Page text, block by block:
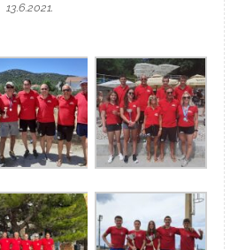
13.6.2021.